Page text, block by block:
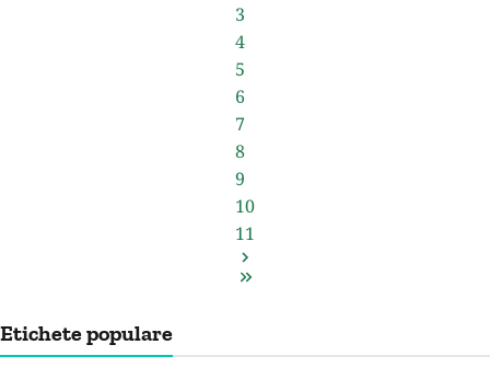
3
4
5
6
7
8
9
10
11
Etichete populare